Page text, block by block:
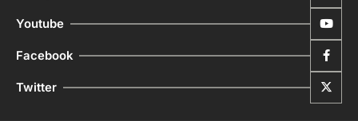
Youtube
Facebook
Twitter